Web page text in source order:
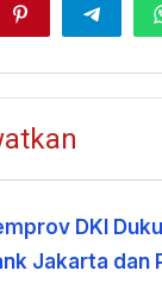
DKI
Jakarta dan